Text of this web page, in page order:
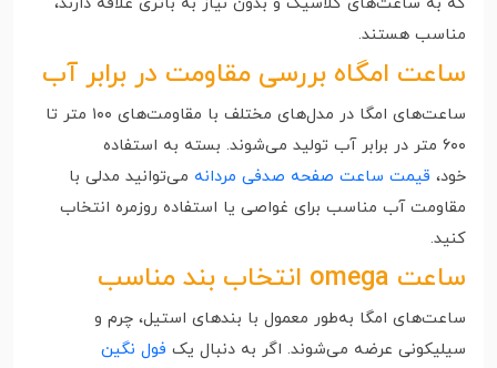
مناسب هستند.
ساعت امگاه بررسی مقاومت در برابر آب
ساعت‌های امگا در مدل‌های مختلف با مقاومت‌های ۱۰۰ متر تا
۶۰۰ متر در برابر آب تولید می‌شوند. بسته به استفاده
خود، قیمت ساعت صفحه صدفی مردانه می‌توانید مدلی با
مقاومت آب مناسب برای غواصی یا استفاده روزمره انتخاب
کنید.
ساعت omega انتخاب بند مناسب
ساعت‌های امگا به‌طور معمول با بندهای استیل، چرم و
سیلیکونی عرضه می‌شوند. اگر به دنبال یک فول نگین